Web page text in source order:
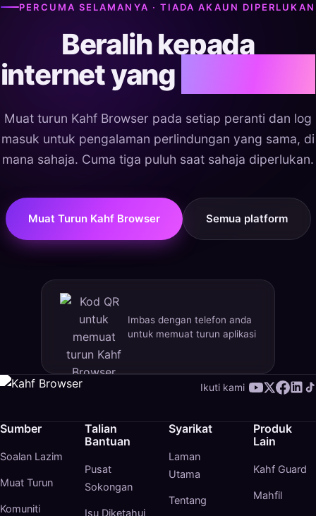
PERCUMA SELAMANYA · TIADA AKAUN DIPERLUKAN
Beralih kepada
internet yang
Muat turun Kahf Browser pada setiap peranti dan log
masuk untuk pengalaman perlindungan yang sama, di
mana sahaja. Cuma tiga puluh saat sahaja diperlukan.
Muat Turun Kahf Browser Semua platform
Imbas dengan telefon anda
untuk memuat turun aplikasi
Ikuti kami
Sumber
Soalan Lazim
Muat Turun
Komuniti
Talian
Bantuan
Pusat
Sokongan
Isu Diketahui
Syarikat
Laman
Utama
Tentang
Produk
Lain
Kahf Guard
Mahfil